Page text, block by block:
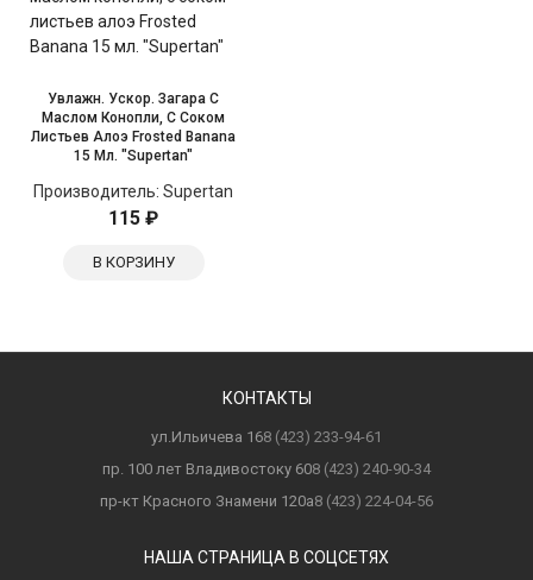
Увлажн. Ускор. Загара С
Маслом Конопли, С Соком
Листьев Алоэ Frosted Banana
15 Мл. "Supertan"
Производитель: Supertan
115 ₽
В КОРЗИНУ
КОНТАКТЫ
ул.Ильичева 168 (423) 233-94-61
пр. 100 лет Владивостоку 608 (423) 240-90-34
пр-кт Красного Знамени 120а8 (423) 224-04-56
НАША СТРАНИЦА В СОЦСЕТЯХ